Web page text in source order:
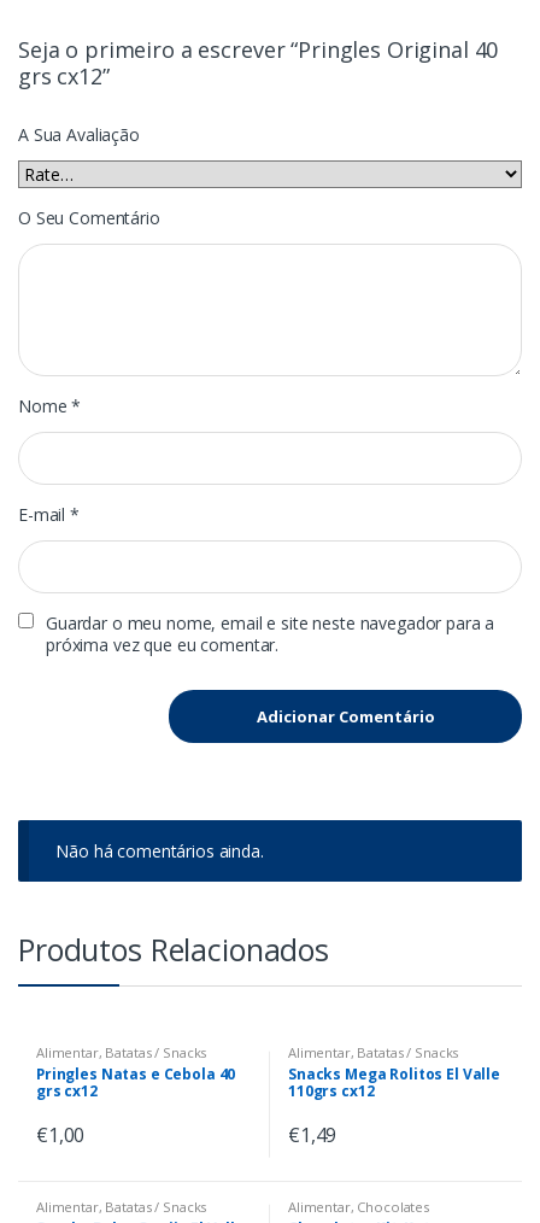
Seja o primeiro a escrever “Pringles Original 40
grs cx12”
A Sua Avaliação
O Seu Comentário
Nome*
E-mail*
Guardar o meu nome, email e site neste navegador para a
próxima vez que eu comentar.
Não há comentários ainda.
Produtos Relacionados
Alimentar, Batatas / Snacks
Pringles Natas e Cebola 40
grs cx12
€1,00
Alimentar, Batatas / Snacks
Snacks Mega Rolitos El Valle
110grs cx12
€1,49
Alimentar, Batatas / Snacks Alimentar, Chocolates